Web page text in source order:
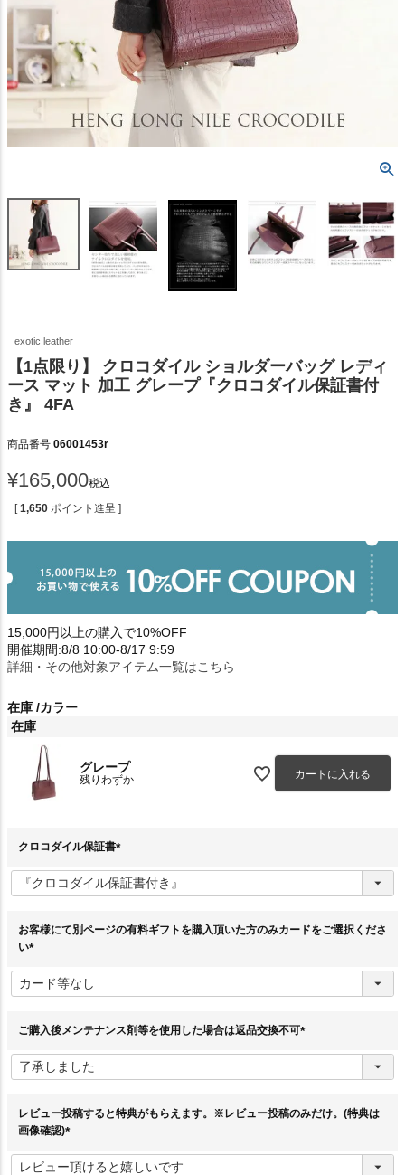
exotic leather
【1点限り】 クロコダイル ショルダーバッグ レディ
ース マット 加工 グレープ『クロコダイル保証書付
き』 4FA
商品番号 06001453r
¥165,000税込
[ 1,650 ポイント進呈 ]
15,000円以上の購入で10%OFF
開催期間:8/8 10:00-8/17 9:59
詳細・その他対象アイテム一覧はこちら
在庫 カラー
在庫
グレープ
残りわずか カートに入れる
クロコダイル保証書
必
須
お客様にて別ページの有料ギフトを購入頂いた方のみカードをご選択くださ
い
必
須
ご購入後メンテナンス剤等を使用した場合は返品交換不可
須
レビュー投稿すると特典がもらえます。※レビュー投稿のみだけ。(特典は
画像確認)
必